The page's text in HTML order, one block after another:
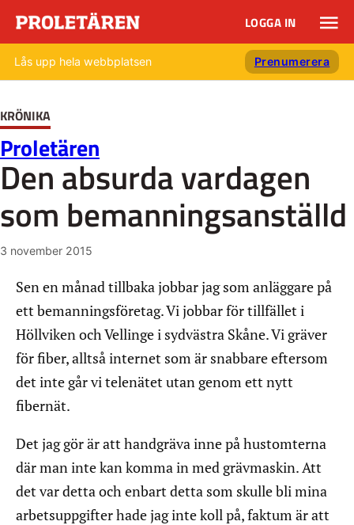
LOGGA IN
Lås upp hela webbplatsen Prenumerera
KRÖNIKA
Proletären
Den absurda vardagen
som bemanningsanställd
3 november 2015
Sen en månad tillbaka jobbar jag som anläggare på
ett bemanningsföretag. Vi jobbar för tillfället i
Höllviken och Vellinge i sydvästra Skåne. Vi gräver
för fiber, alltså internet som är snabbare eftersom
det inte går vi telenätet utan genom ett nytt
fibernät.
Det jag gör är att handgräva inne på hustomterna
där man inte kan komma in med grävmaskin. Att
det var detta och enbart detta som skulle bli mina
arbetsuppgifter hade jag inte koll på, faktum är att